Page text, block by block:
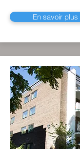
En savoir plus